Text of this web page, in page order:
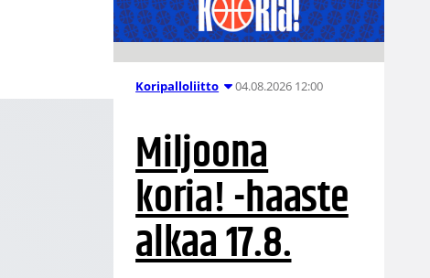
Koripalloliitto 04.08.2026 12:00
Miljoona
koria! -haaste
alkaa 17.8.